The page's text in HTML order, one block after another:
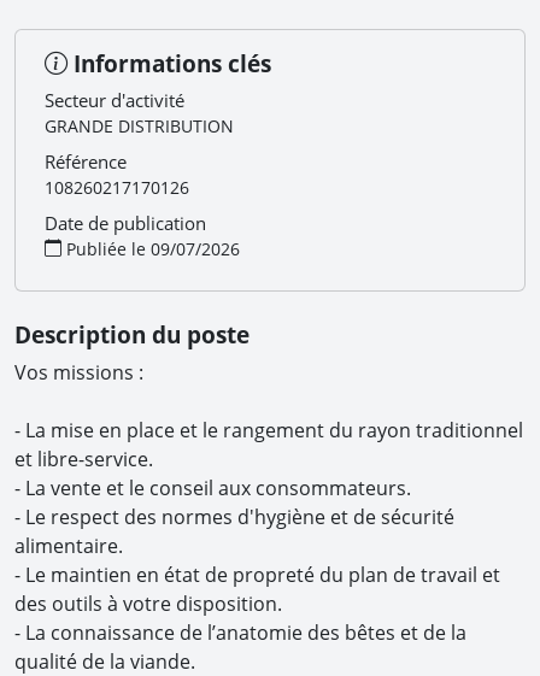
Informations clés
Secteur d'activité
GRANDE DISTRIBUTION
Référence
108260217170126
Date de publication
Publiée le 09/07/2026
Description du poste
Vos missions :
- La mise en place et le rangement du rayon traditionnel
et libre-service.
- La vente et le conseil aux consommateurs.
- Le respect des normes d'hygiène et de sécurité
alimentaire.
- Le maintien en état de propreté du plan de travail et
des outils à votre disposition.
- La connaissance de l’anatomie des bêtes et de la
qualité de la viande.